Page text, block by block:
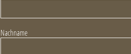
Nachname